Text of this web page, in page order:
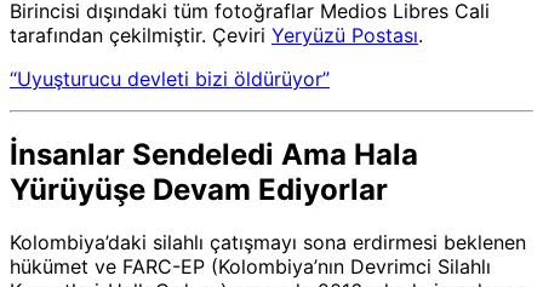
Birincisi dışındaki tüm fotoğraflar Medios Libres Cali
tarafından çekilmiştir. Çeviri Yeryüzü Postası.
“Uyuşturucu devleti bizi öldürüyor”
İnsanlar Sendeledi Ama Hala
Yürüyüşe Devam Ediyorlar
Kolombiya’daki silahlı çatışmayı sona erdirmesi beklenen
hükümet ve FARC-EP (Kolombiya’nın Devrimci Silahlı